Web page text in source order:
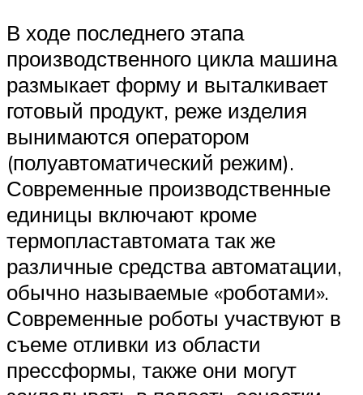
В ходе последнего этапа
производственного цикла машина
размыкает форму и выталкивает
готовый продукт, реже изделия
вынимаются оператором
(полуавтоматический режим).
Современные производственные
единицы включают кроме
термопластавтомата так же
различные средства автоматации,
обычно называемые «роботами».
Современные роботы участвуют в
съеме отливки из области
прессформы, также они могут